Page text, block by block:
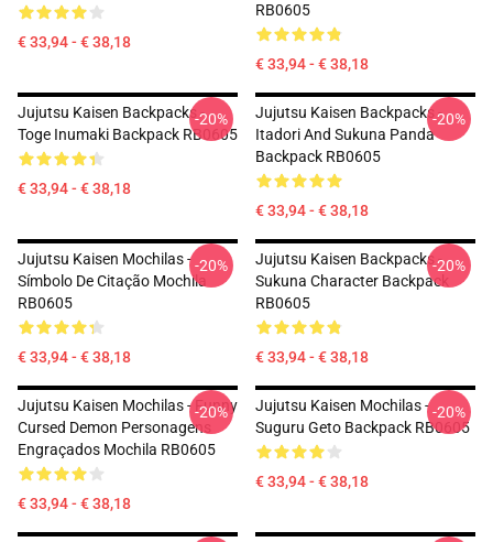
€ 33,94 - € 38,18
RB0605
€ 33,94 - € 38,18
Jujutsu Kaisen Backpacks -
Toge Inumaki Backpack RB0605
€ 33,94 - € 38,18
-20%
Jujutsu Kaisen Backpacks -
Itadori And Sukuna Panda
Backpack RB0605
€ 33,94 - € 38,18
-20%
Jujutsu Kaisen Mochilas -
Símbolo De Citação Mochila
RB0605
€ 33,94 - € 38,18
-20%
Jujutsu Kaisen Backpacks -
Sukuna Character Backpack
RB0605
€ 33,94 - € 38,18
-20%
Jujutsu Kaisen Mochilas - Funny
Cursed Demon Personagens
Engraçados Mochila RB0605
€ 33,94 - € 38,18
-20%
Jujutsu Kaisen Mochilas -
Suguru Geto Backpack RB0605
€ 33,94 - € 38,18
-20%